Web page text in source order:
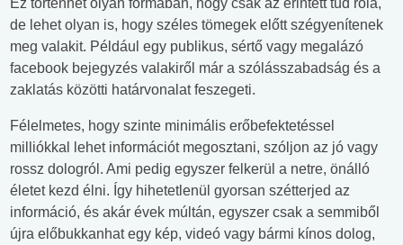
Ez történhet olyan formában, hogy csak az érintett tud róla,
de lehet olyan is, hogy széles tömegek előtt szégyenítenek
meg valakit. Például egy publikus, sértő vagy megalázó
facebook bejegyzés valakiről már a szólásszabadság és a
zaklatás közötti határvonalat feszegeti.
Félelmetes, hogy szinte minimális erőbefektetéssel
milliókkal lehet információt megosztani, szóljon az jó vagy
rossz dologról. Ami pedig egyszer felkerül a netre, önálló
életet kezd élni. Így hihetetlenül gyorsan szétterjed az
információ, és akár évek múltán, egyszer csak a semmiből
újra előbukkanhat egy kép, videó vagy bármi kínos dolog,